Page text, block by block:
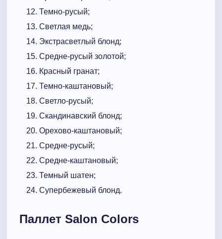
Темно-русый;
Светлая медь;
Экстрасветлый блонд;
Средне-русый золотой;
Красный гранат;
Темно-каштановый;
Светло-русый;
Скандинавский блонд;
Орехово-каштановый;
Средне-русый;
Средне-каштановый;
Темный шатен;
Супербежевый блонд.
Паллет Salon Colors